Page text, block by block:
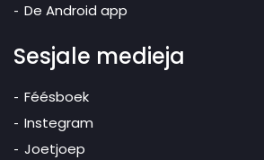
De Android app
Sesjale medieja
Féésboek
Instegram
Joetjoep